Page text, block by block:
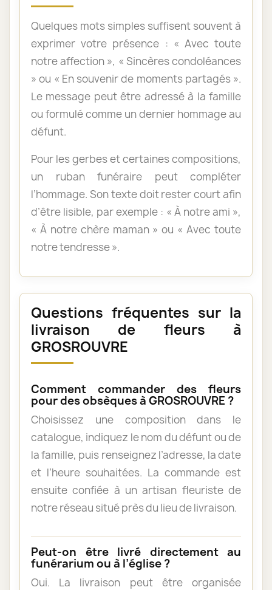
Quelques mots simples suffisent souvent à
exprimer votre présence : « Avec toute
notre affection », « Sincères condoléances
» ou « En souvenir de moments partagés ».
Le message peut être adressé à la famille
ou formulé comme un dernier hommage au
défunt.
Pour les gerbes et certaines compositions,
un ruban funéraire peut compléter
l’hommage. Son texte doit rester court afin
d’être lisible, par exemple : « À notre ami »,
« À notre chère maman » ou « Avec toute
notre tendresse ».
Questions fréquentes sur la
livraison de fleurs à
GROSROUVRE
Comment commander des fleurs
pour des obsèques à GROSROUVRE ?
Choisissez une composition dans le
catalogue, indiquez le nom du défunt ou de
la famille, puis renseignez l’adresse, la date
et l’heure souhaitées. La commande est
ensuite confiée à un artisan fleuriste de
notre réseau situé près du lieu de livraison.
Peut-on être livré directement au
funérarium ou à l’église ?
Oui. La livraison peut être organisée